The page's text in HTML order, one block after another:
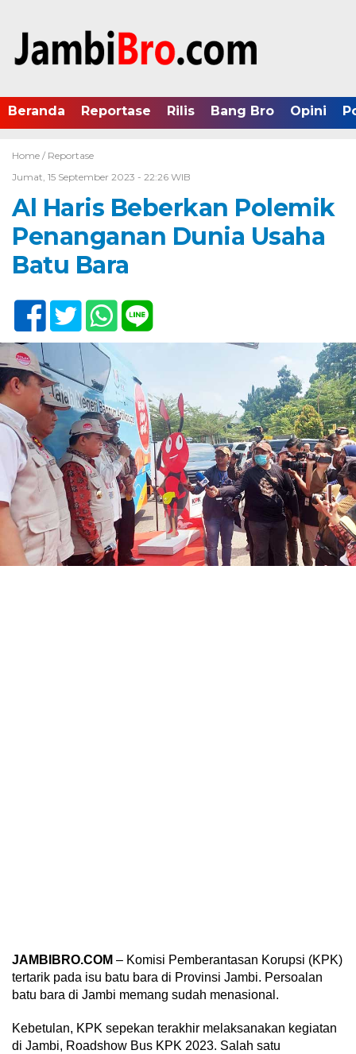
Beranda Reportase Rilis Bang Bro Opini
Home / Reportase
Jumat, 15 September 2023 - 22:26 WIB
Al Haris Beberkan Polemik
Penanganan Dunia Usaha
Batu Bara
JAMBIBRO.COM – Komisi Pemberantasan Korupsi (KPK)
tertarik pada isu batu bara di Provinsi Jambi. Persoalan
batu bara di Jambi memang sudah menasional.
Kebetulan, KPK sepekan terakhir melaksanakan kegiatan
di Jambi, Roadshow Bus KPK 2023. Salah satu